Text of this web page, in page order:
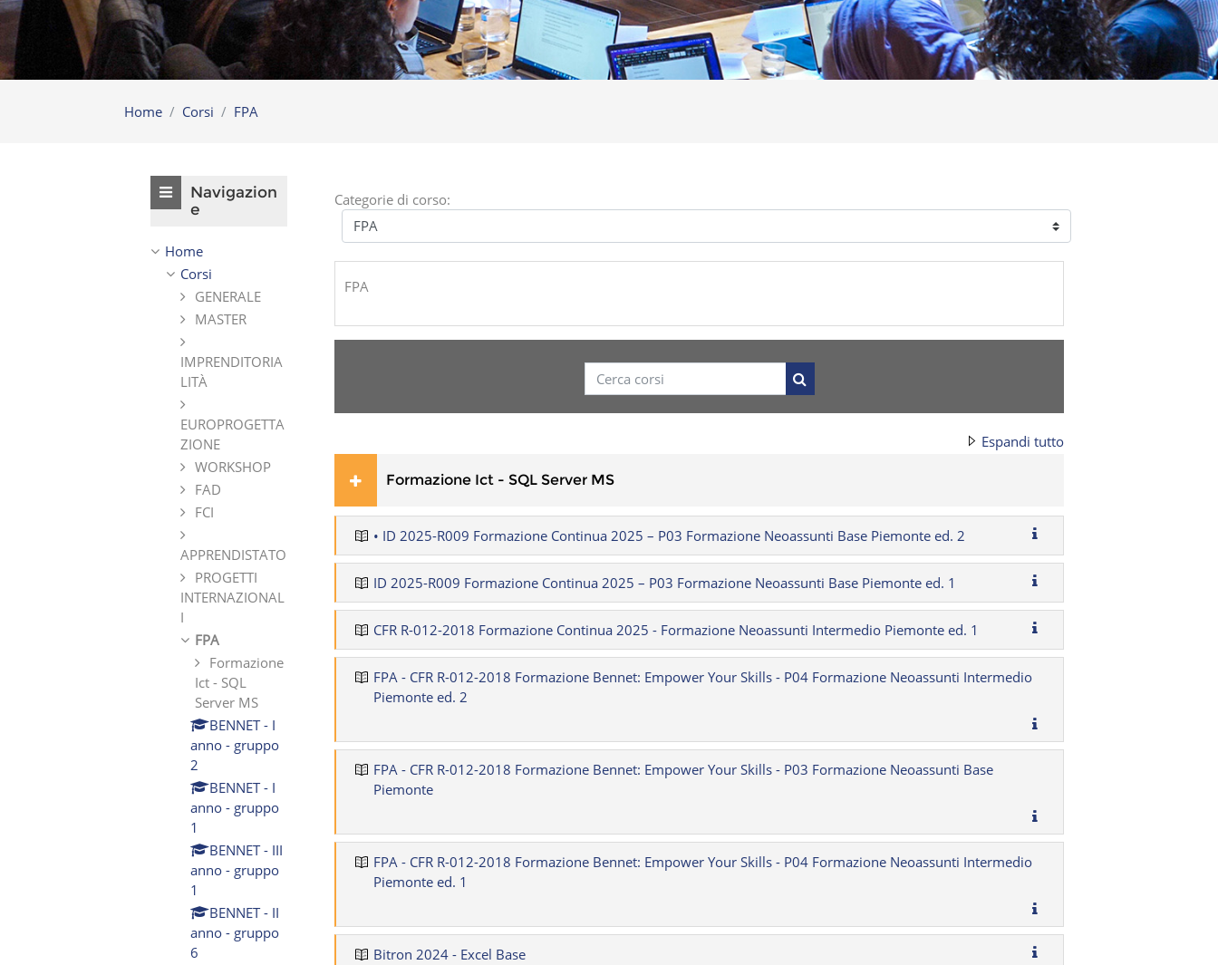
Home Corsi FPA
Categorie di corso:
FPA
Cerca corsi
Cerca corsi
Espandi tutto
Formazione Ict - SQL Server MS
• ID 2025-R009 Formazione Continua 2025 – P03 Formazione Neoassunti Base Piemonte ed. 2
ID 2025-R009 Formazione Continua 2025 – P03 Formazione Neoassunti Base Piemonte ed. 1
CFR R-012-2018 Formazione Continua 2025 - Formazione Neoassunti Intermedio Piemonte ed. 1
FPA - CFR R-012-2018 Formazione Bennet: Empower Your Skills - P04 Formazione Neoassunti Intermedio
Piemonte ed. 2
FPA - CFR R-012-2018 Formazione Bennet: Empower Your Skills - P03 Formazione Neoassunti Base
Piemonte
FPA - CFR R-012-2018 Formazione Bennet: Empower Your Skills - P04 Formazione Neoassunti Intermedio
Piemonte ed. 1
Bitron 2024 - Excel Base
Navigazion
e
Home
Corsi
GENERALE
MASTER
IMPRENDITORIA
LITÀ
EUROPROGETTA
ZIONE
WORKSHOP
FAD
FCI
APPRENDISTATO
PROGETTI
INTERNAZIONAL
I
FPA
Formazione
Ict - SQL
Server MS
BENNET - I
anno - gruppo
2
BENNET - I
anno - gruppo
1
BENNET - III
anno - gruppo
1
BENNET - II
anno - gruppo
6